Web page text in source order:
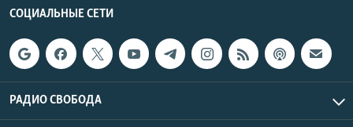
СОЦИАЛЬНЫЕ СЕТИ
РАДИО СВОБОДА